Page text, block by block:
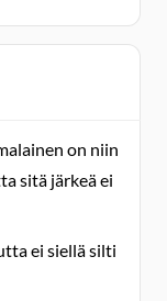
on niin
sitä järkeä ei
ei siellä silti